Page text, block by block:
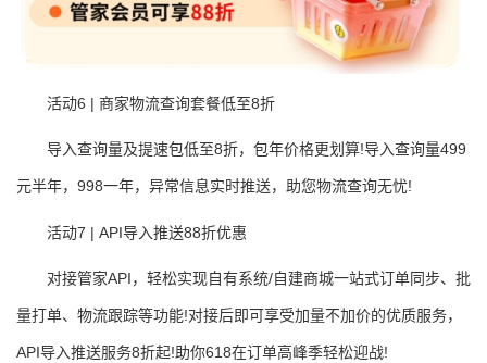
活动6 | 商家物流查询套餐低至8折
导入查询量及提速包低至8折，包年价格更划算!导入查询量499
元半年，998一年，异常信息实时推送，助您物流查询无忧!
活动7 | API导入推送88折优惠
对接管家API，轻松实现自有系统/自建商城一站式订单同步、批
量打单、物流跟踪等功能!对接后即可享受加量不加价的优质服务，
API导入推送服务8折起!助你618在订单高峰季轻松迎战!